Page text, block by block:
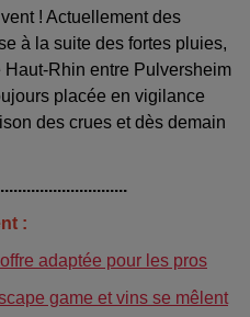
! Actuellement des
à la suite des fortes pluies,
Haut-Rhin entre Pulversheim
placée en vigilance
des crues et dès demain
:
adaptée pour les pros
game et vins se mêlent